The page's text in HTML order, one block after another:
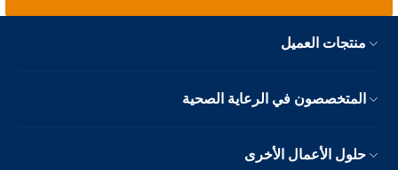
منتجات العميل
المتخصصون في الرعاية الصحية
حلول الأعمال الأخرى